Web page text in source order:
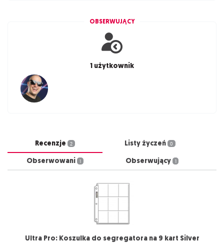
OBSERWUJĄCY
1 użytkownik
Recenzje 2 Listy życzeń 0
Obserwowani 1 Obserwujący 1
Ultra Pro: Koszulka do segregatora na 9 kart Silver